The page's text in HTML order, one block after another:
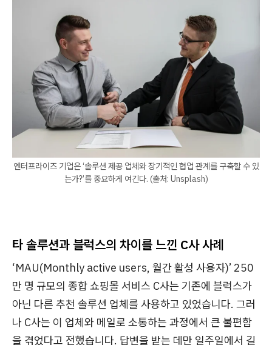
엔터프라이즈 기업은 ‘솔루션 제공 업체와 장기적인 협업 관계를 구축할 수 있
는가?’를 중요하게 여긴다. (출처: Unsplash)
타 솔루션과 블럭스의 차이를 느낀 C사 사례
‘MAU(Monthly active users, 월간 활성 사용자)’ 250
만 명 규모의 종합 쇼핑몰 서비스 C사는 기존에 블럭스가
아닌 다른 추천 솔루션 업체를 사용하고 있었습니다. 그러
나 C사는 이 업체와 메일로 소통하는 과정에서 큰 불편함
을 겪었다고 전했습니다. 답변을 받는 데만 일주일에서 길